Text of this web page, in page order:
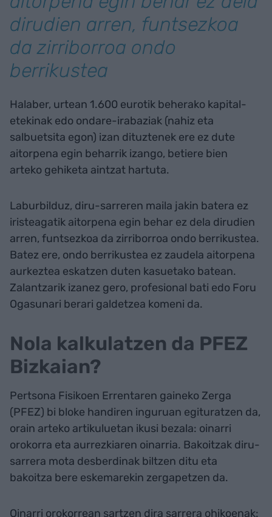
dirudien arren, funtsezkoa
da zirriborroa ondo
berrikustea
Halaber, urtean 1.600 eurotik beherako kapital-
etekinak edo ondare-irabaziak (nahiz eta
salbuetsita egon) izan dituztenek ere ez dute
aitorpena egin beharrik izango, betiere bien
arteko gehiketa aintzat hartuta.
Laburbilduz, diru-sarreren maila jakin batera ez
iristeagatik aitorpena egin behar ez dela dirudien
arren, funtsezkoa da zirriborroa ondo berrikustea.
Batez ere, ondo berrikustea ez zaudela aitorpena
aurkeztea eskatzen duten kasuetako batean.
Zalantzarik izanez gero, profesional bati edo Foru
Ogasunari berari galdetzea komeni da.
Nola kalkulatzen da PFEZ
Bizkaian?
Pertsona Fisikoen Errentaren gaineko Zerga
(PFEZ) bi bloke handiren inguruan egituratzen da,
orain arteko artikuluetan ikusi bezala: oinarri
orokorra eta aurrezkiaren oinarria. Bakoitzak diru-
sarrera mota desberdinak biltzen ditu eta
bakoitza bere eskemarekin zergapetzen da.
Oinarri orokorrean sartzen dira sarrera ohikoenak: